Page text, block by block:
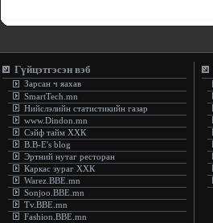
Гүйцэтгэсэн вэб
Зарсан ч яахав
SmartTech.mn
Нийслэлийн статистикийн газар
www.Dindon.mn
Сэйф тайм ХХК
B.B-E's blog
Эртний нутаг ресторан
Каркас зураг ХХК
Warez.BBE.mn
Sonjoo.BBE.mn
Tv.BBE.mn
Fashion.BBE.mn